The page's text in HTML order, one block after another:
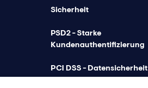
Sicherheit
PSD2 - Starke
Kundenauthentifizierung
PCI DSS - Datensicherheit